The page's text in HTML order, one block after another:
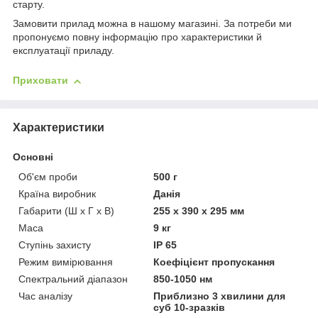
старту.
Замовити прилад можна в нашому магазині. За потреби ми
пропонуємо повну інформацію про характеристики й
експлуатації приладу.
Приховати
Характеристики
Основні
Об'єм проби
500 г
Країна виробник
Данія
Габарити (Ш х Г х В)
255 x 390 x 295 мм
Маса
9 кг
Ступінь захисту
IP 65
Режим вимірювання
Коефіцієнт пропускання
Спектральний діапазон
850-1050 нм
Час аналізу
Приблизно 3 хвилини для
суб 10-зразків